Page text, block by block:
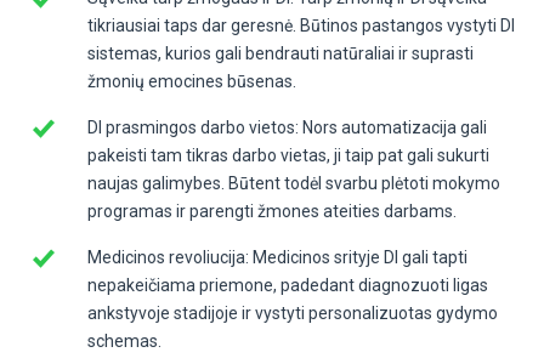
tikriausiai taps dar geresnė. Būtinos pastangos vystyti DI
sistemas, kurios gali bendrauti natūraliai ir suprasti
žmonių emocines būsenas.
DI prasmingos darbo vietos: Nors automatizacija gali
pakeisti tam tikras darbo vietas, ji taip pat gali sukurti
naujas galimybes. Būtent todėl svarbu plėtoti mokymo
programas ir parengti žmones ateities darbams.
Medicinos revoliucija: Medicinos srityje DI gali tapti
nepakeičiama priemone, padedant diagnozuoti ligas
ankstyvoje stadijoje ir vystyti personalizuotas gydymo
schemas.